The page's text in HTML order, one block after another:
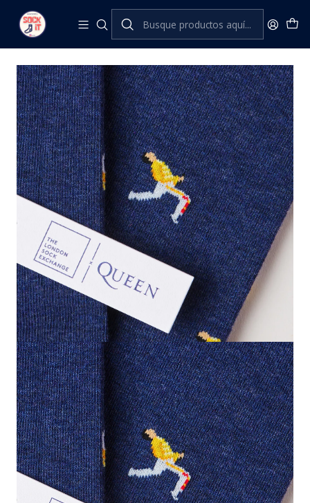
Inicio The London Sock Exchange The Queen Collection
FREDDIE MERCURY 86' - QUEEN